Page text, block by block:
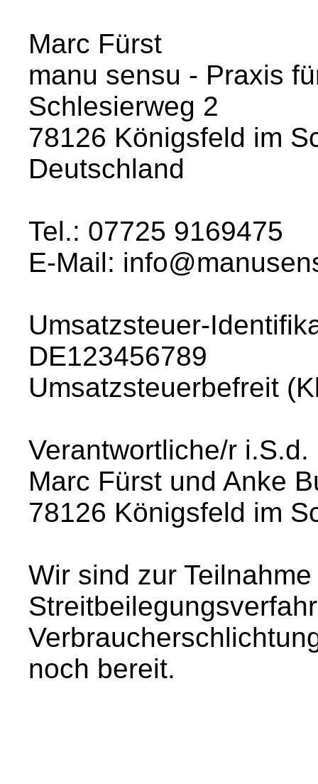
Marc Fürst
manu sensu - Praxis
Schlesierweg 2
78126 Königsfeld im
Deutschland
Tel.: 07725 9169475
E-Mail:
Umsatzsteuer-
DE123456789
Umsatzsteuerbefreit
Verantwortliche/r
Marc Fürst und Anke
78126 Königsfeld im
Wir sind zur
noch bereit.